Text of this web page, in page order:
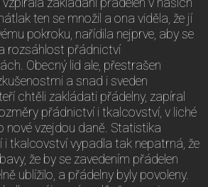
ten se množil a ona viděla, že jí
pokroku, nařídila nejprve, aby se
rozsáhlost přádnictví
Obecný lid ale, přestrašen
a snad i sveden
chtěli zakládati přádelny, zapíral
přádnictví i tkalcovství, v liché
nové vzejdou daně. Statistika
tkalcovství vypadla tak nepatrná, že
že by se zavedením přádelen
ublížilo, a přádelny byly povoleny.